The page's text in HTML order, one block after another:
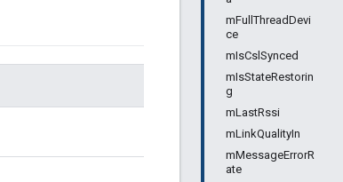
mFullThreadDevi
ce
mIsCslSynced
mIsStateRestorin
g
mLastRssi
mLinkQualityIn
mMessageErrorR
ate